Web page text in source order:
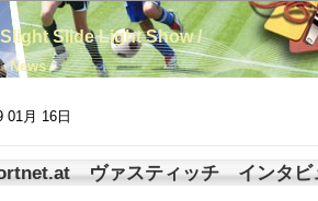
Slide Light Show /
News
01月 16日
ヴァスティッチ インタビ